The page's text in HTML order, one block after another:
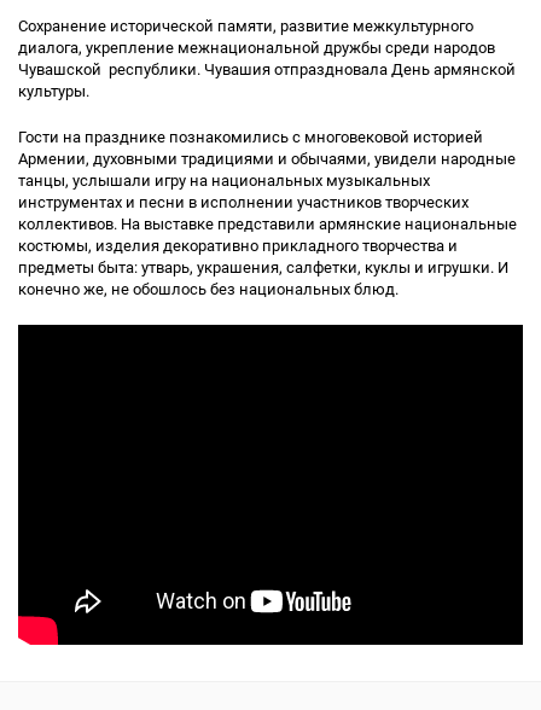
Сохранение исторической памяти, развитие межкультурного
диалога, укрепление межнациональной дружбы среди народов
Чувашской республики. Чувашия отпраздновала День армянской
культуры.
Гости на празднике познакомились с многовековой историей
Армении, духовными традициями и обычаями, увидели народные
танцы, услышали игру на национальных музыкальных
инструментах и песни в исполнении участников творческих
коллективов. На выставке представили армянские национальные
костюмы, изделия декоративно прикладного творчества и
предметы быта: утварь, украшения, салфетки, куклы и игрушки. И
конечно же, не обошлось без национальных блюд.